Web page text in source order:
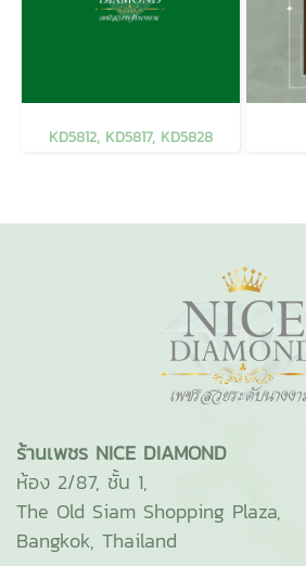
KD5812, KD5817, KD5828
ร้านเพชร NICE DIAMOND
ห้อง 2/87, ชั้น 1,
The Old Siam Shopping Plaza,
Bangkok, Thailand